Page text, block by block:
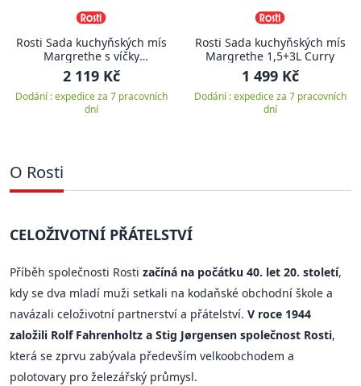
Rosti Sada kuchyňských mís
Margrethe s víčky
0,25+0,5+1,5+3L Electric Blue
2 119 Kč
Dodání : expedice za 7 pracovních
dní
Rosti Sada kuchyňských mís
Margrethe 1,5+3L Curry
1 499 Kč
Dodání : expedice za 7 pracovních
dní
O Rosti
CELOŽIVOTNÍ PŘÁTELSTVÍ
Příběh společnosti Rosti začíná na počátku 40. let 20. století,
kdy se dva mladí muži setkali na kodaňské obchodní škole a
navázali celoživotní partnerství a přátelství. V roce 1944
založili Rolf Fahrenholtz a Stig Jørgensen společnost Rosti,
která se zprvu zabývala především velkoobchodem a
polotovary pro železářský průmysl.